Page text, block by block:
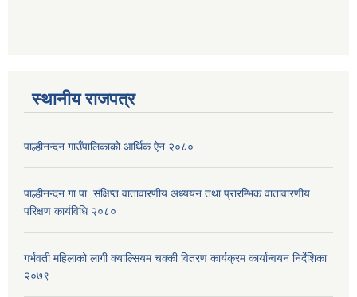
स्थानीय राजपत्र
पाल्हीनन्दन गाउँपालिकाको आर्थिक ऐन २०८०
पाल्हीनन्दन गा.पा. संक्षिप्त वातावारणीय अध्ययन तथा प्रारम्भिक वातावारणीय
परिक्षण कार्यविधि २०८०
गर्भवती महिलाको लागी क्याल्सियम चक्की वितरण कार्यक्रम कार्यान्वयन निर्देशिका
२०७९